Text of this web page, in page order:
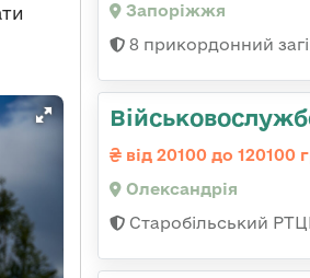
Запоріжжя
8 прикордонний
від 20100 до 120100
Олександрія
Старобільський